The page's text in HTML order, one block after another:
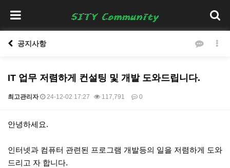
공지사항
IT 업무 저렴하게 컨설팅 및 개발 도와드립니다.
최고관리자 24-12-02 17:27 117,791 0
본문
안녕하세요.
인터넷과 컴퓨터 관련된 프로그램 개발등의 일을 저렴하게 도와
드리고 자 합니다.